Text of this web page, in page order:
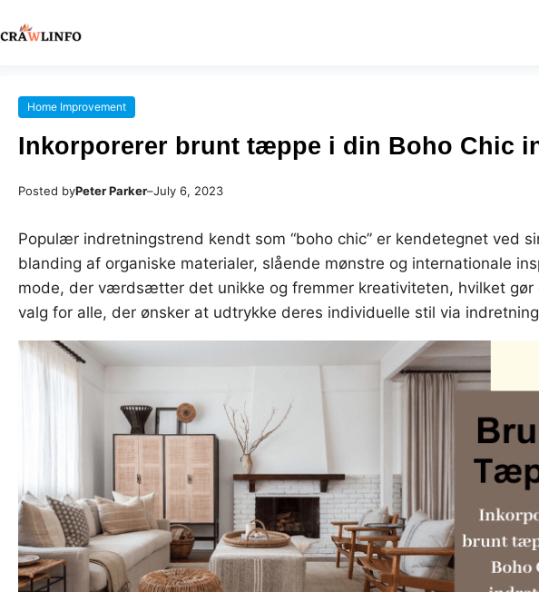
Home Improvement
Inkorporerer brunt tæppe i din Boho Chic
Posted byPeter Parker–July 6, 2023
Populær indretningstrend kendt som “boho chic” er kendetegnet ved
blanding af organiske materialer, slående mønstre og internationale
mode, der værdsætter det unikke og fremmer kreativiteten, hvilket gør
valg for alle, der ønsker at udtrykke deres individuelle stil via